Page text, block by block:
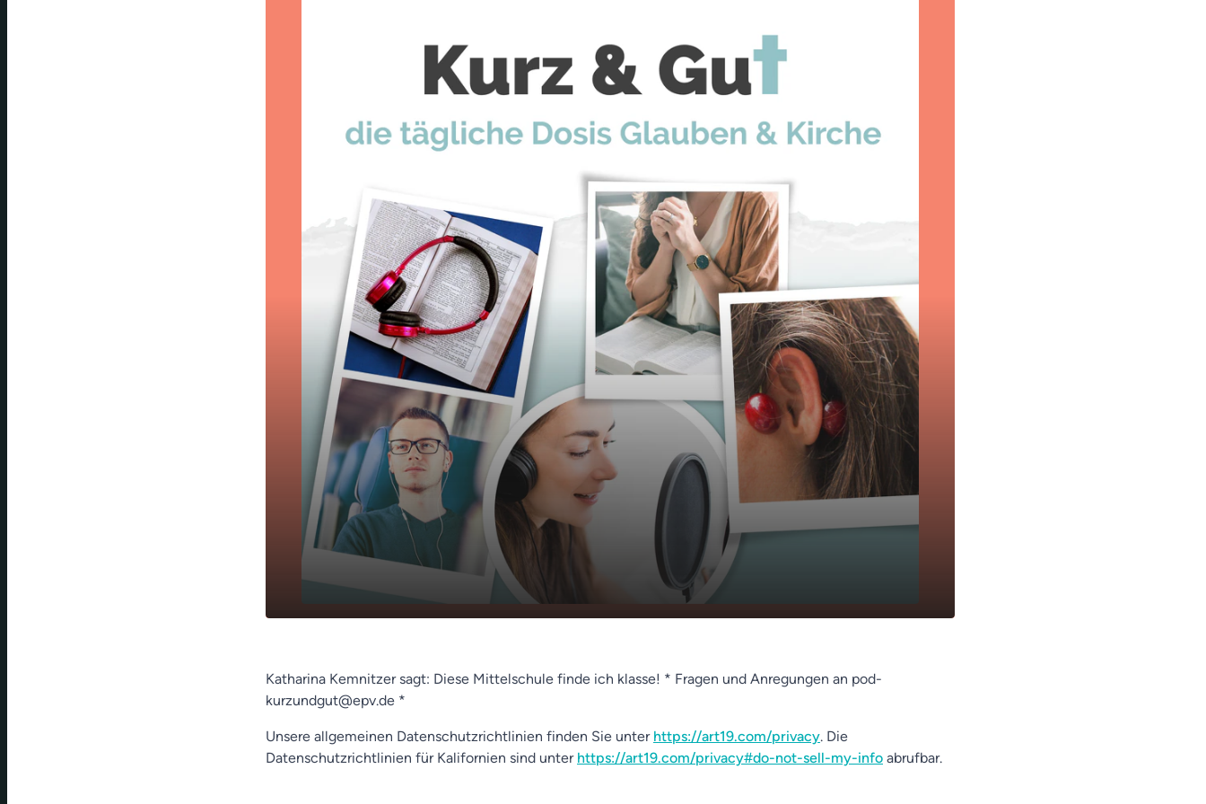
Katharina Kemnitzer sagt: Diese Mittelschule finde ich klasse! * Fragen und Anregungen an pod-
kurzundgut@epv.de *
Unsere allgemeinen Datenschutzrichtlinien finden Sie unter https://art19.com/privacy. Die
Datenschutzrichtlinien für Kalifornien sind unter https://art19.com/privacy#do-not-sell-my-info abrufbar.